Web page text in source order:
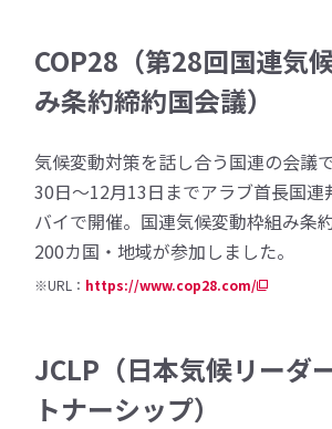
COP28（第28回国連気
み条約締約国会議）
気候変動対策を話し合う国連の会議
30日～12月13日までアラブ首長国連
バイで開催。国連気候変動枠組み条
200カ国・地域が参加しました。
※URL： https://www.cop28.com/
JCLP（日本気候リーダ
トナーシップ）